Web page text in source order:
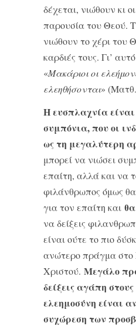
δέχεται, νιώθουν κι
παρουσία του Θεού.
νιώθουν το χέρι του
καρδιές τους. Γι’
«Μακάριοι οι
ελεηθήσονται» (Ματθ.
Η ευσπλαχνία
συμπόνια, που οι
ως τη μεγαλύτερη
μπορεί να νιώσει
επαίτη, αλλά και να
φιλάνθρωπος όμως
για τον επαίτη και
να δείξεις
είναι ούτε το πιο
ανώτερο πράγμα στο
Χριστού. Μεγάλο
δείξεις αγάπη
ελεημοσύνη είναι
συχώρεση των